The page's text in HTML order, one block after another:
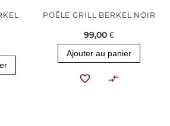
POÊLE GRILL BERKEL NOIR
99,00 €
Ajouter au panier